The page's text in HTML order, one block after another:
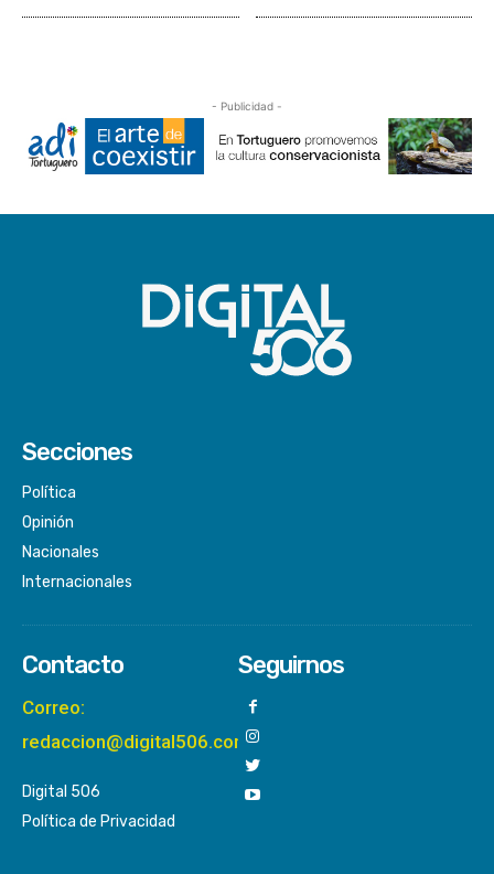
- Publicidad -
Secciones
Política
Opinión
Nacionales
Internacionales
Contacto
Correo:
redaccion@digital506.com
Digital 506
Política de Privacidad
Seguirnos